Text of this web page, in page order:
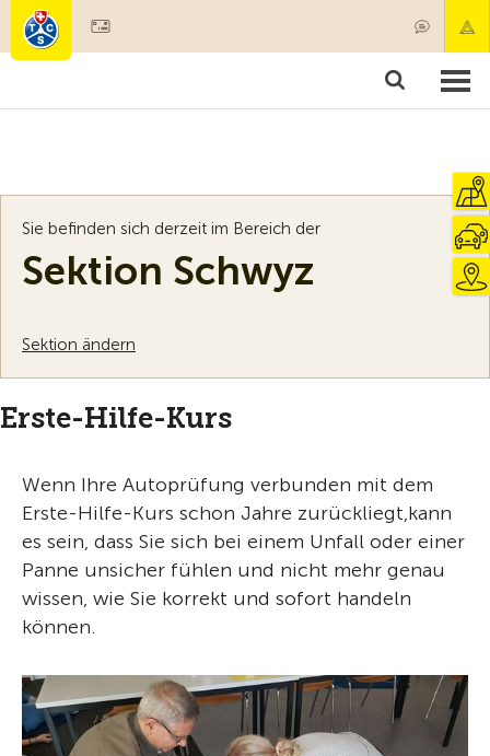
Mitgliedschaft & Leistungen
Sie befinden sich derzeit im Bereich der
Sektion Schwyz
Sektion ändern
Erste-Hilfe-Kurs
Wenn Ihre Autoprüfung verbunden mit dem
Erste-Hilfe-Kurs schon Jahre zurückliegt,kann
es sein, dass Sie sich bei einem Unfall oder einer
Panne unsicher fühlen und nicht mehr genau
wissen, wie Sie korrekt und sofort handeln
können.